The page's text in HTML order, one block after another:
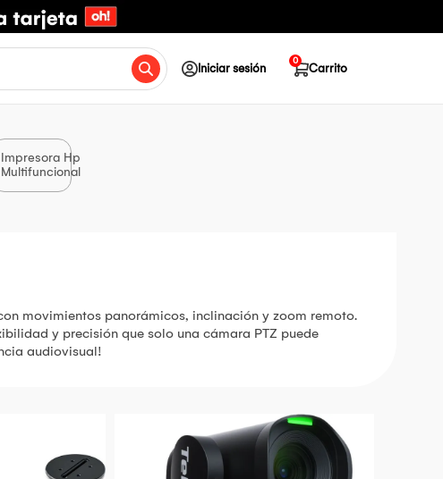
Iniciar sesión Carrito
0
Impresora Hp
Multifuncional
movimientos panorámicos, inclinación y zoom remoto.
y precisión que solo una cámara PTZ puede
audiovisual!